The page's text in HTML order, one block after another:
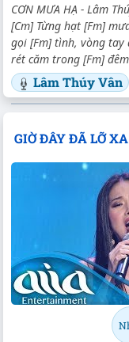
CƠN MƯA HẠ - Lâm
[Cm] Từng hạt [Fm]
gọi [Fm] tình, vòng tay
rét căm trong [Fm]
Lâm Thúy Vân
GIỜ ĐÂY ĐÃ LỠ